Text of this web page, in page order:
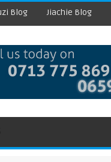
Blog Jiachie Blog